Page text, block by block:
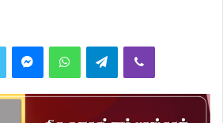
Twitter MessengerWhatsAppTelegramViber